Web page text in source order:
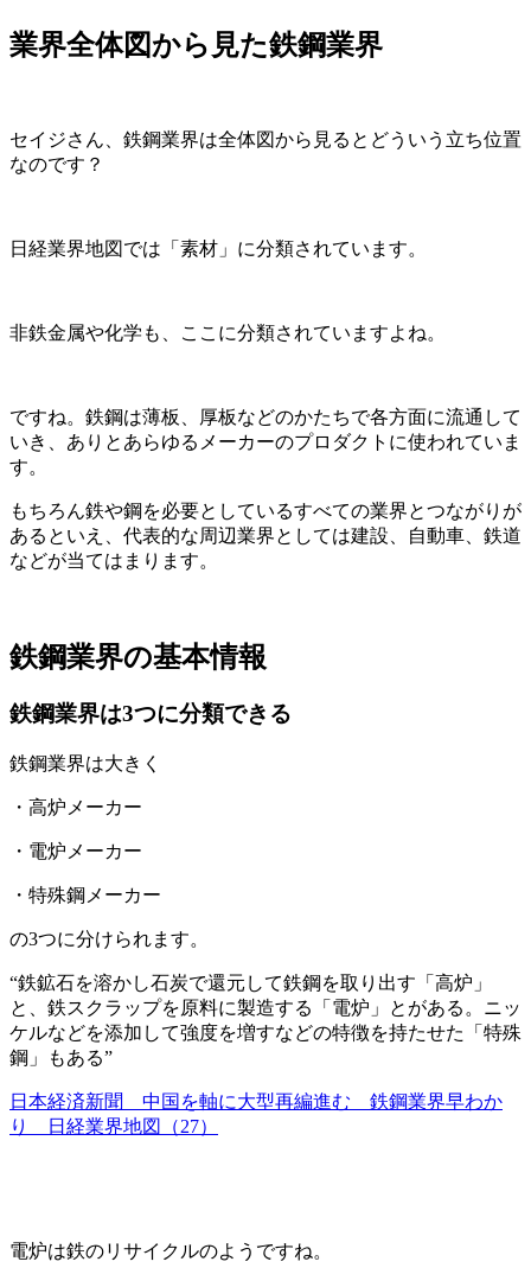
業界全体図から見た鉄鋼業界
セイジさん、鉄鋼業界は全体図から見るとどういう立ち位置
なのです？
日経業界地図では 「素材」 に分類されています。
非鉄金属や化学も、ここに分類されていますよね。
ですね。鉄鋼は薄板、厚板などのかたちで各方面に流通して
いき、ありとあらゆるメーカーのプロダクトに使われていま
す。
もちろん鉄や鋼を必要としているすべての業界とつながりが
あるといえ、代表的な周辺業界としては建設、自動車、鉄道
などが当てはまります。
鉄鋼業界の基本情報
鉄鋼業界は3つに分類できる
鉄鋼業界は大きく
・高炉メーカー
・電炉メーカー
・特殊鋼メーカー
の3つに分けられます。
“鉄鉱石を溶かし石炭で還元して鉄鋼を取り出す「高炉」
と、鉄スクラップを原料に製造する「電炉」とがある。ニッ
ケルなどを添加して強度を増すなどの特徴を持たせた「特殊
鋼」もある”
日本経済新聞 中国を軸に大型再編進む 鉄鋼業界早わか
り 日経業界地図（27）
電炉は鉄のリサイクルのようですね。